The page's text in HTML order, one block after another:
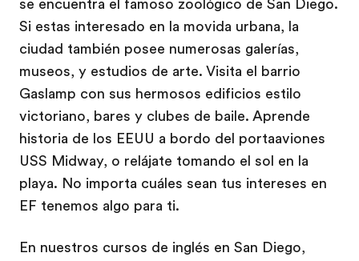
se encuentra el famoso zoológico de San Diego.
Si estas interesado en la movida urbana, la
ciudad también posee numerosas galerías,
museos, y estudios de arte. Visita el barrio
Gaslamp con sus hermosos edificios estilo
victoriano, bares y clubes de baile. Aprende
historia de los EEUU a bordo del portaaviones
USS Midway, o relájate tomando el sol en la
playa. No importa cuáles sean tus intereses en
EF tenemos algo para ti.
En nuestros cursos de inglés en San Diego,